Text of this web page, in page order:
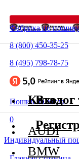
Фабрика по
8 (800) 450-35-25
8 (495) 798-78-75
Пошив на заказ
0
Индивидуальный
Каталог
AUDI
BMW
Вход